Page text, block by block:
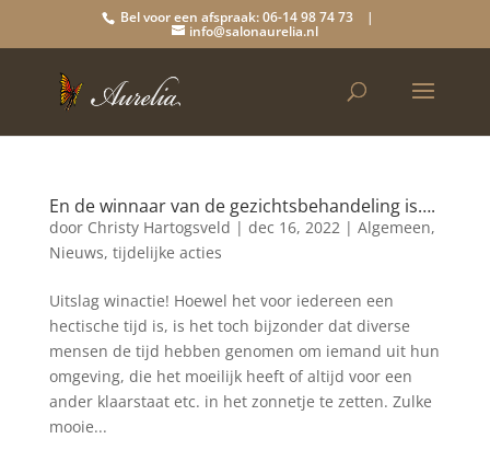
Bel voor een afspraak: 06-14 98 74 73 |
info@salonaurelia.nl
En de winnaar van de gezichtsbehandeling is….
door Christy Hartogsveld | dec 16, 2022| Algemeen,
Nieuws, tijdelijke acties
Uitslag winactie! Hoewel het voor iedereen een
hectische tijd is, is het toch bijzonder dat diverse
mensen de tijd hebben genomen om iemand uit hun
omgeving, die het moeilijk heeft of altijd voor een
ander klaarstaat etc. in het zonnetje te zetten. Zulke
mooie...